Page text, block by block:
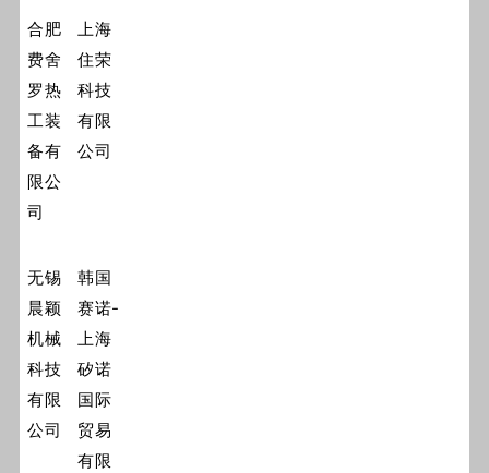
合肥
费舍
罗热
工装
备有
限公
司
上海
住荣
科技
有限
公司
无锡
晨颖
机械
科技
有限
公司
韩国
赛诺-
上海
矽诺
国际
贸易
有限